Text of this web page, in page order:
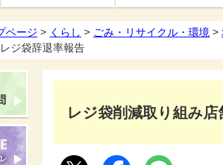
ページ > くらし > ごみ・リサイクル・環境 >
ジ袋辞退率報告
レジ袋削減取り組み